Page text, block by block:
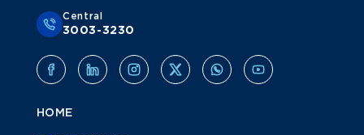
Central
3003-3230
HOME